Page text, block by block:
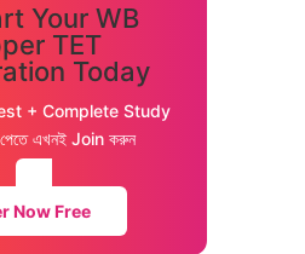
Your WB
TET
Today
+ Complete Study
এখনই Join করুন
Now Free